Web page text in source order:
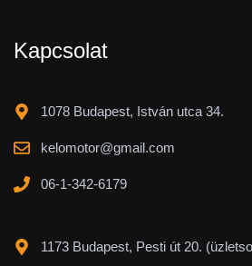
Kapcsolat
1078 Budapest, István utca 34.
kelomotor@gmail.com
06-1-342-6179
1173 Budapest, Pesti út 20.